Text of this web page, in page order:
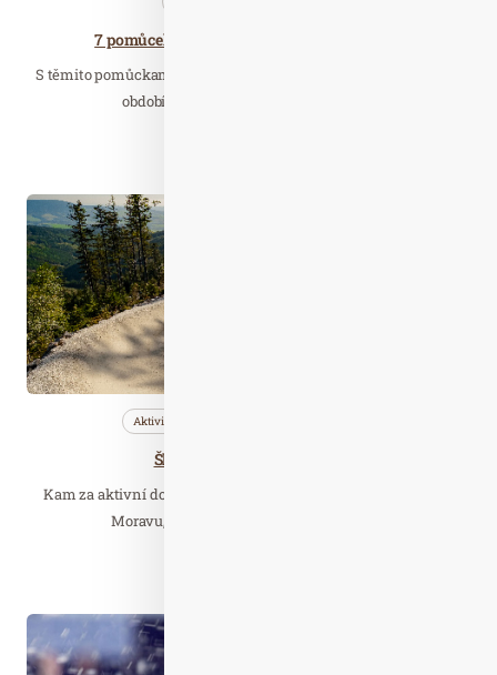
7 pomůcek, které zlepší váš domácí trénink
S těmito pomůckami můžete efektivně cvičit v každém ročním
období. Sestavili jsme seznam sedmi…
Aktivity
Šlápněte do léta na horách!
Kam za aktivní dovolenou pro celou rodinu? Vyrazte na Dolní
Moravu, která láká na zážitky uprostřed…